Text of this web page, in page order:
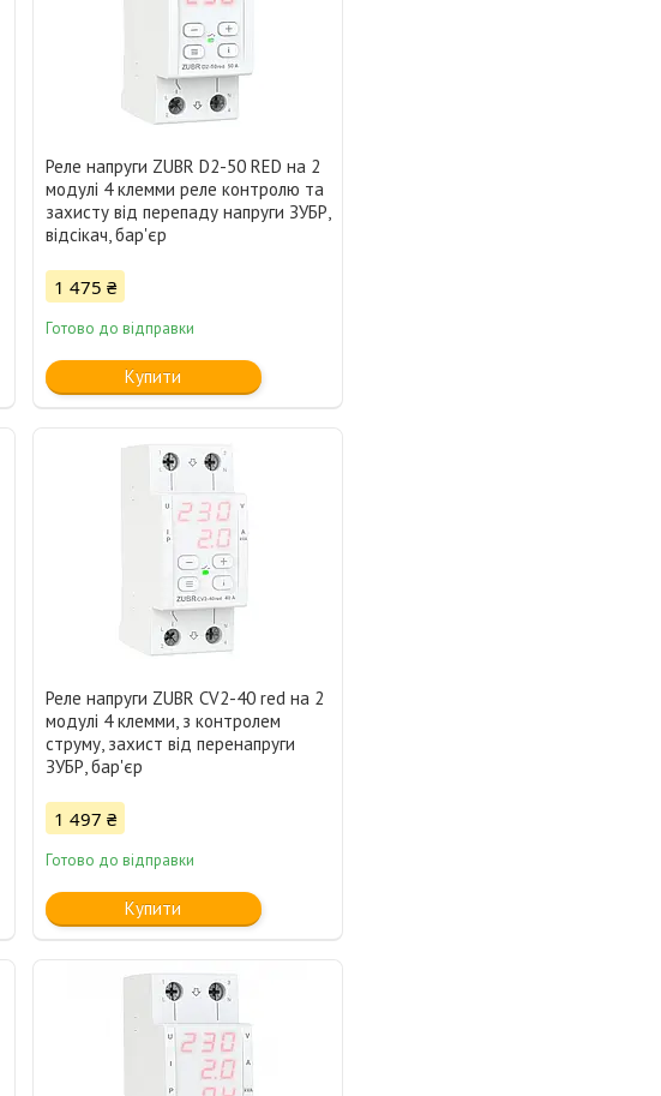
Реле напруги ZUBR D2-50 RED на 2
модулі 4 клемми реле контролю та
захисту від перепаду напруги ЗУБР,
відсікач, бар'єр
1 475 ₴
Готово до відправки
Купити
Реле напруги ZUBR CV2-40 red на 2
модулі 4 клемми, з контролем
струму, захист від перенапруги
ЗУБР, бар'єр
1 497 ₴
Готово до відправки
Купити